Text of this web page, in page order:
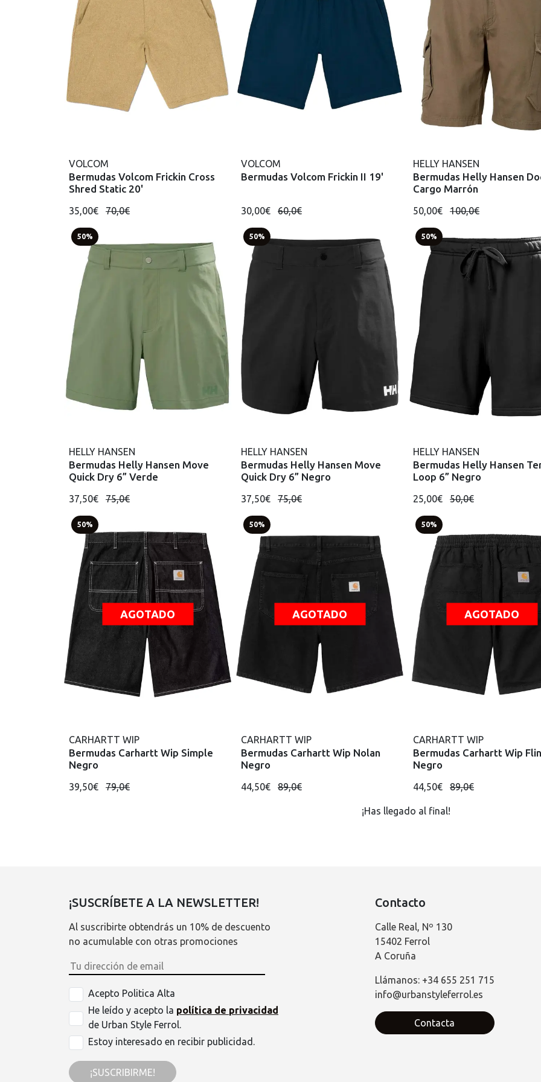
VOLCOM
Bermudas Volcom Frickin Cross
Shred Static 20'
35,00€ 70,0€
VOLCOM
Bermudas Volcom Frickin II 19'
30,00€ 60,0€
HELLY HANSEN
Bermudas Helly Hansen
Cargo Marrón
50,00€ 100,0€
50%
HELLY HANSEN
Bermudas Helly Hansen Move
Quick Dry 6” Verde
37,50€ 75,0€
50%
HELLY HANSEN
Bermudas Helly Hansen Move
Quick Dry 6” Negro
37,50€ 75,0€
50%
HELLY HANSEN
Bermudas Helly Hansen
Loop 6” Negro
25,00€ 50,0€
50%
AGOTADO
CARHARTT WIP
Bermudas Carhartt Wip Simple
Negro
39,50€ 79,0€
50%
AGOTADO
CARHARTT WIP
Bermudas Carhartt Wip Nolan
Negro
44,50€ 89,0€
50%
AGOTADO
CARHARTT WIP
Bermudas Carhartt Wip
Negro
44,50€ 89,0€
¡Has llegado al final!
¡SUSCRÍBETE A LA NEWSLETTER!
Al suscribirte obtendrás un 10% de descuento
no acumulable con otras promociones
Acepto Politica Alta
He leído y acepto la política de privacidad
de Urban Style Ferrol.
Estoy interesado en recibir publicidad.
¡SUSCRIBIRME!
Contacto
Calle Real, Nº 130
15402 Ferrol
A Coruña
Llámanos: +34 655 251 715
info@urbanstyleferrol.es
Contacta